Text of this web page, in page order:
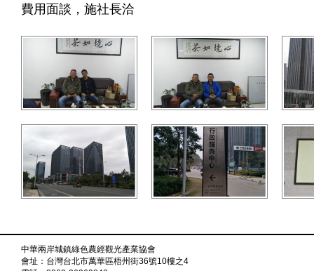
費用面談，施社長洽
中華兩岸城鎮綠色農經觀光產業協會
會址：台灣台北市萬華區梧州街36號10樓之4